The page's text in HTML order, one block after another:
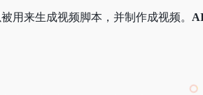
用来生成视频脚本，并制作成视频。